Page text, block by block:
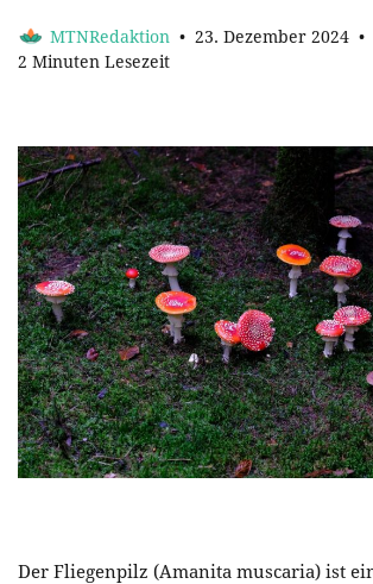
MTNRedaktion 23. Dezember 2024
2 Minuten Lesezeit
Der Fliegenpilz (Amanita muscaria) ist